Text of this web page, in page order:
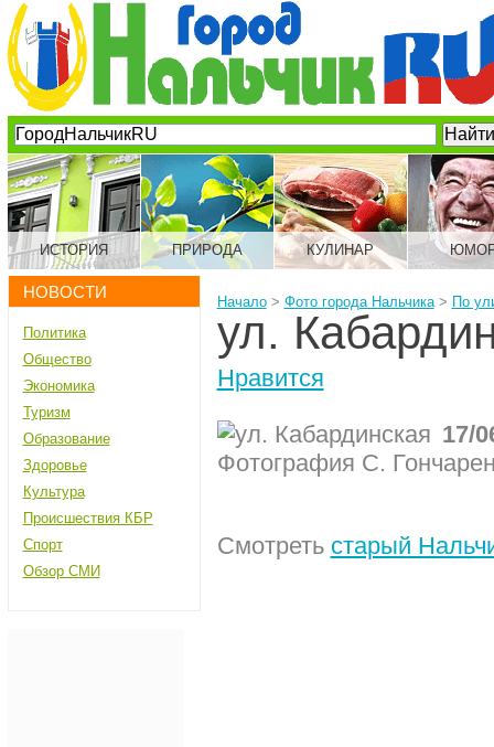
ИСТОРИЯ ПРИРОДА КУЛИНАР
НОВОСТИ
Политика
Общество
Экономика
Туризм
Образование
Здоровье
Культура
Происшествия КБР
Спорт
Обзор СМИ
Начало> Фото города Нальчика> По
ул.
Нравится
17/
Фотография С.
Смотреть старый